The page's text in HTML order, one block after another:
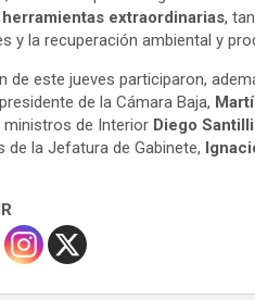
extraordinarias,
y la recuperación ambiental y
de este jueves participaron,
de la Cámara Baja,
ministros de Interior Diego Santilli
de la Jefatura de Gabinete,